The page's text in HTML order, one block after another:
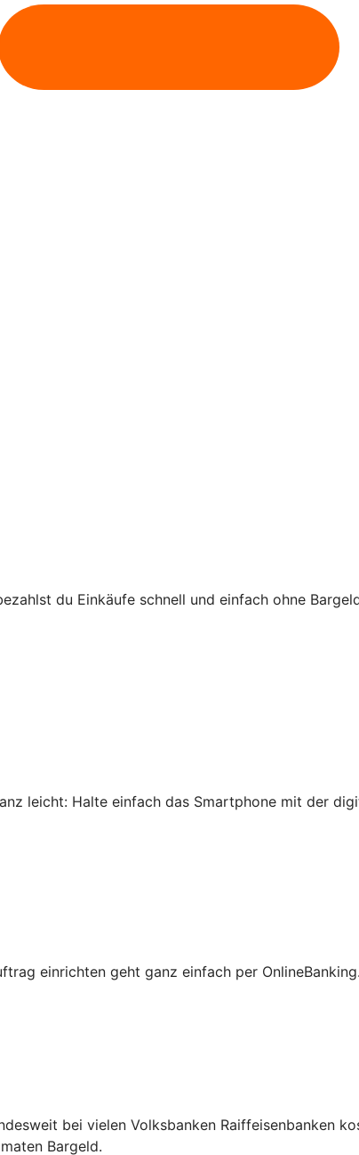
du Einkäufe schnell und einfach ohne
leicht: Halte einfach das Smartphone mit der
einrichten geht ganz einfach per
bei vielen Volksbanken Raiffeisenbanken
Bargeld.